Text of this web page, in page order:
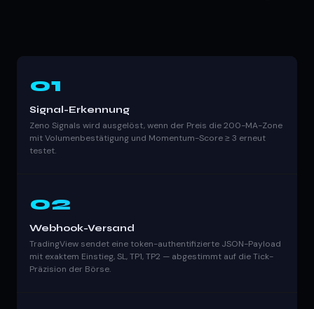
01
Signal-Erkennung
Zeno Signals wird ausgelöst, wenn der Preis die 200-MA-Zone
mit Volumenbestätigung und Momentum-Score ≥ 3 erneut
testet.
02
Webhook-Versand
TradingView sendet eine token-authentifizierte JSON-Payload
mit exaktem Einstieg, SL, TP1, TP2 — abgestimmt auf die Tick-
Präzision der Börse.